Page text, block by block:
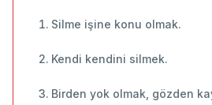
Silme işine konu olmak.
Kendi kendini silmek.
Birden yok olmak, gözden